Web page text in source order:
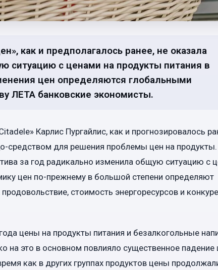
как и предполагалось ранее, не оказала
ситуацию с ценами на продукты питания в
цен определяются глобальными
ЛЕТА банковские экономисты.
Карлис Пургайлис, как и прогнозировалось
средством для решения проблемы цен на
за год радикально изменила общую ситуацию с
цен по-прежнему в большой степени определяют
стоимость энергоресурсов и
цены на продукты питания и безалкогольные
на это в основном повлияло существенное падение
как в других группах продуктов цены